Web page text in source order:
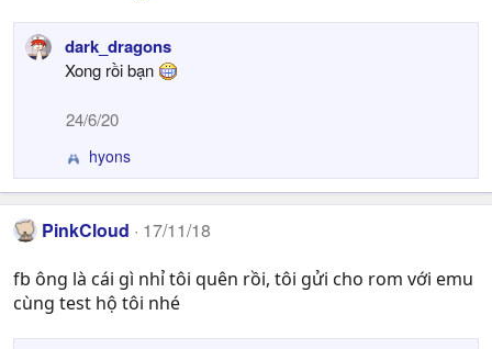
dark_dragons
Xong rồi bạn
24/6/20
R
e
a
c
o
n
hyons
PinkCloud 17/11/18
fb ông là cái gì nhỉ tôi quên rồi, tôi gửi cho rom với emu
cùng test hộ tôi nhé